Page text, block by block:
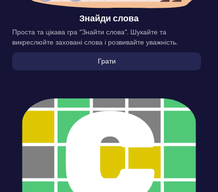
Знайди слова
Проста та цікава гра “Знайти слова”. Шукайте та
викреслюйте заховані слова і розвивайте уважність.
Грати